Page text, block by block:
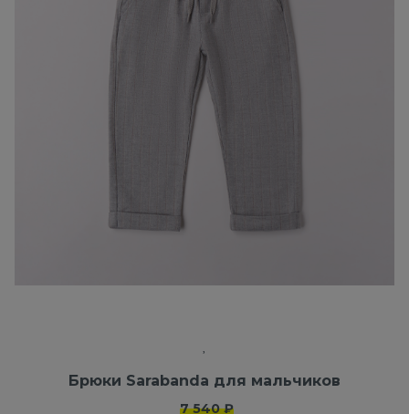
Брюки Sarabanda для мальчиков
7 540 ₽